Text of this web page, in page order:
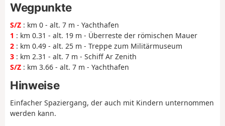
Wegpunkte
S/Z : km 0 - alt. 7 m - Yachthafen
1 : km 0.31 - alt. 19 m - Überreste der römischen Mauer
2 : km 0.49 - alt. 25 m - Treppe zum Militärmuseum
3 : km 2.31 - alt. 7 m - Schiff Ar Zenith
S/Z : km 3.66 - alt. 7 m - Yachthafen
Hinweise
Einfacher Spaziergang, der auch mit Kindern unternommen
werden kann.